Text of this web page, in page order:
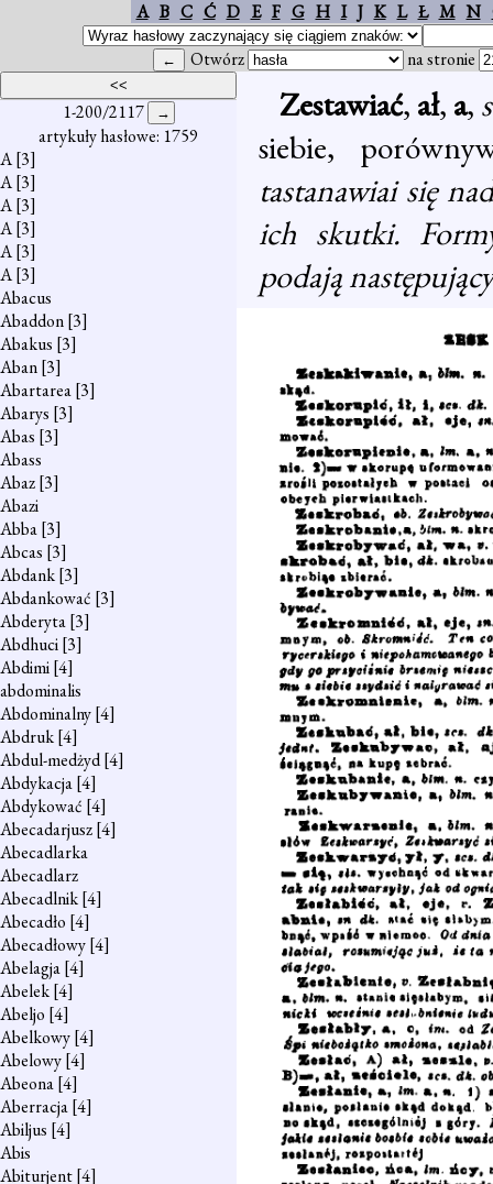
A B C Ć D E F G H I J K L Ł M N
Otwórz na stronie
1-200/2117
artykuły hasłowe: 1759
A[3]
A[3]
A[3]
A[3]
A[3]
A[3]
Abacus
Abaddon[3]
Abakus [3]
Aban[3]
Abartarea[3]
Abarys [3]
Abas [3]
Abass
Abaz[3]
Abazi
Abba[3]
Abcas [3]
Abdank[3]
Abdankować [3]
Abderyta[3]
Abdhuci[3]
Abdimi[4]
abdominalis
Abdominalny[4]
Abdruk[4]
Abdul-medżyd[4]
Abdykacja[4]
Abdykować [4]
Abecadarjusz[4]
Abecadlarka
Abecadlarz
Abecadlnik[4]
Abecadło [4]
Abecadłowy[4]
Abelagja[4]
Abelek[4]
Abeljo [4]
Abelkowy[4]
Abelowy[4]
Abeona[4]
Aberracja[4]
Abiljus [4]
Abis
Abiturjent[4]
Zestawiać, ał, a,
siebie,
tastanawiai się
ich skutki.
podają